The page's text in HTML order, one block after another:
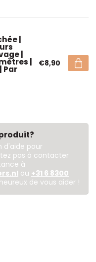
|
|
|
Par
€8,90
d'aide pour
pas à contacter
à
ou +31 6 8300
de vous aider !